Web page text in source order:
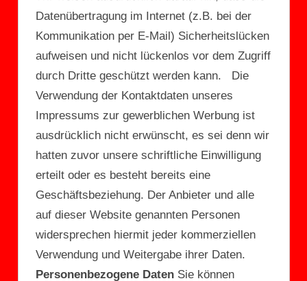
Datenübertragung im Internet (z.B. bei der
Kommunikation per E-Mail) Sicherheitslücken
aufweisen und nicht lückenlos vor dem Zugriff
durch Dritte geschützt werden kann. Die
Verwendung der Kontaktdaten unseres
Impressums zur gewerblichen Werbung ist
ausdrücklich nicht erwünscht, es sei denn wir
hatten zuvor unsere schriftliche Einwilligung
erteilt oder es besteht bereits eine
Geschäftsbeziehung. Der Anbieter und alle
auf dieser Website genannten Personen
widersprechen hiermit jeder kommerziellen
Verwendung und Weitergabe ihrer Daten.
Personenbezogene Daten Sie können